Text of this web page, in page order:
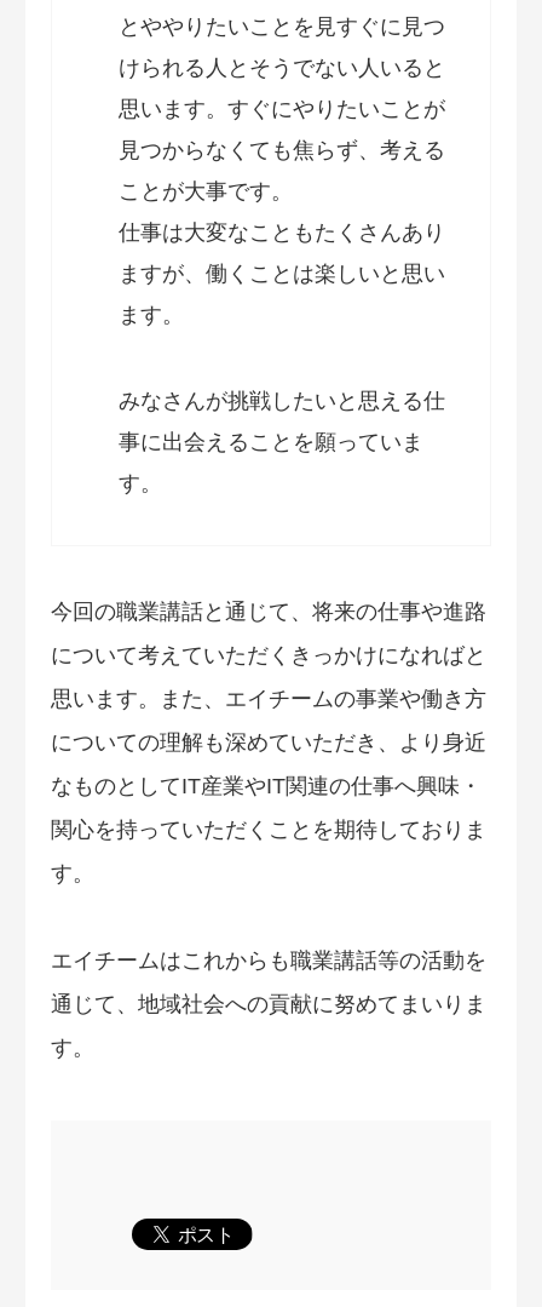
とややりたいことを見すぐに見つ
けられる人とそうでない人いると
思います。すぐにやりたいことが
見つからなくても焦らず、考える
ことが大事です。
仕事は大変なこともたくさんあり
ますが、働くことは楽しいと思い
ます。
みなさんが挑戦したいと思える仕
事に出会えることを願っていま
す。
今回の職業講話と通じて、将来の仕事や進路
について考えていただくきっかけになればと
思います。また、エイチームの事業や働き方
についての理解も深めていただき、より身近
なものとしてIT産業やIT関連の仕事へ興味・
関心を持っていただくことを期待しておりま
す。
エイチームはこれからも職業講話等の活動を
通じて、地域社会への貢献に努めてまいりま
す。